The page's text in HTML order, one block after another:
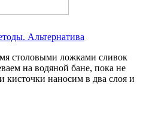
Альтернатива
столовыми ложками сливок
на водяной бане, пока не
кисточки наносим в два слоя и